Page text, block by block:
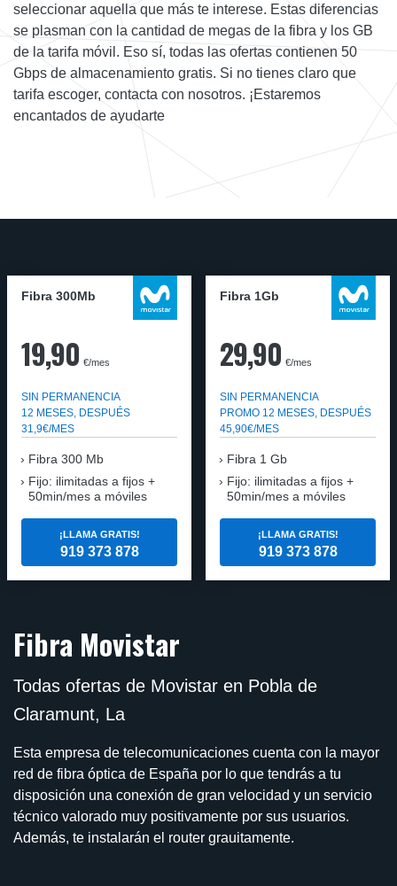
seleccionar aquella que más te interese. Estas diferencias
se plasman con la cantidad de megas de la fibra y los GB
de la tarifa móvil. Eso sí, todas las ofertas contienen 50
Gbps de almacenamiento gratis. Si no tienes claro que
tarifa escoger, contacta con nosotros. ¡Estaremos
encantados de ayudarte
Fibra 300Mb
19,90 €/mes
SIN PERMANENCIA
12 MESES, DESPUÉS
31,9€/MES
Fibra 300 Mb
Fijo: ilimitadas a fijos +
50min/mes a móviles
¡LLAMA GRATIS!
919 373 878
Fibra 1Gb
29,90 €/mes
SIN PERMANENCIA
PROMO 12 MESES, DESPUÉS
45,90€/MES
Fibra 1 Gb
Fijo: ilimitadas a fijos +
50min/mes a móviles
¡LLAMA GRATIS!
919 373 878
Fibra Movistar
Todas ofertas de Movistar en Pobla de
Claramunt, La
Esta empresa de telecomunicaciones cuenta con la mayor
red de fibra óptica de España por lo que tendrás a tu
disposición una conexión de gran velocidad y un servicio
técnico valorado muy positivamente por sus usuarios.
Además, te instalarán el router grauitamente.